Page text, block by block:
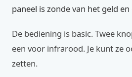
paneel is zonde van het geld
De bediening is basic. Twee
een voor infrarood. Je kunt ze
zetten.